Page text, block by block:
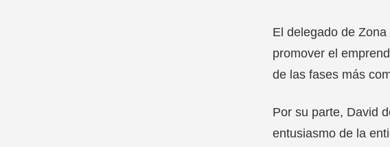
El delegado de
promover el
de las fases más
Por su parte, David
entusiasmo de la